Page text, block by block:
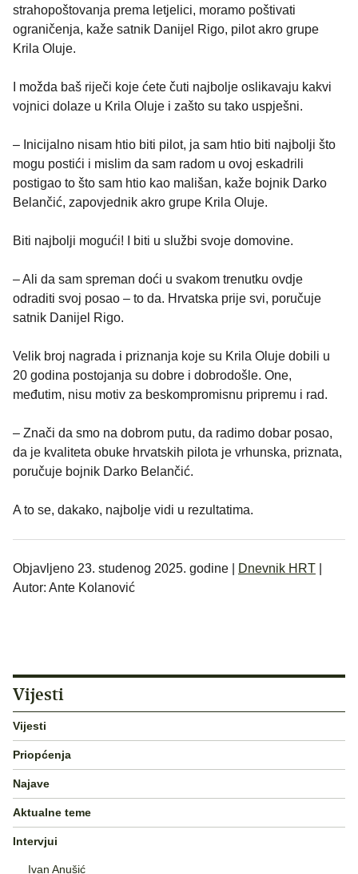
strahopoštovanja prema letjelici, moramo poštivati
ograničenja, kaže satnik Danijel Rigo, pilot akro grupe
Krila Oluje.
I možda baš riječi koje ćete čuti najbolje oslikavaju kakvi
vojnici dolaze u Krila Oluje i zašto su tako uspješni.
– Inicijalno nisam htio biti pilot, ja sam htio biti najbolji što
mogu postići i mislim da sam radom u ovoj eskadrili
postigao to što sam htio kao mališan, kaže bojnik Darko
Belančić, zapovjednik akro grupe Krila Oluje.
Biti najbolji mogući! I biti u službi svoje domovine.
– Ali da sam spreman doći u svakom trenutku ovdje
odraditi svoj posao – to da. Hrvatska prije svi, poručuje
satnik Danijel Rigo.
Velik broj nagrada i priznanja koje su Krila Oluje dobili u
20 godina postojanja su dobre i dobrodošle. One,
međutim, nisu motiv za beskompromisnu pripremu i rad.
– Znači da smo na dobrom putu, da radimo dobar posao,
da je kvaliteta obuke hrvatskih pilota je vrhunska, priznata,
poručuje bojnik Darko Belančić.
A to se, dakako, najbolje vidi u rezultatima.
Objavljeno 23. studenog 2025. godine | Dnevnik HRT
Autor: Ante Kolanović
Vijesti
Vijesti
Priopćenja
Najave
Aktualne teme
Intervjui
Ivan Anušić